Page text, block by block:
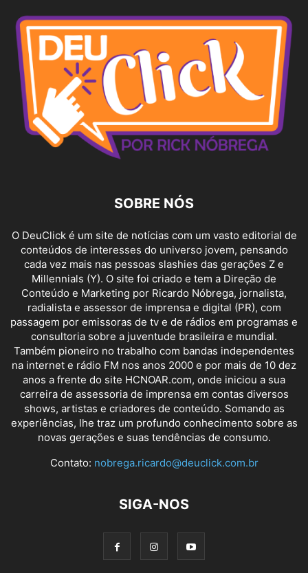
SOBRE NÓS
O DeuClick é um site de notícias com um vasto editorial de
conteúdos de interesses do universo jovem, pensando
cada vez mais nas pessoas slashies das gerações Z e
Millennials (Y). O site foi criado e tem a Direção de
Conteúdo e Marketing por Ricardo Nóbrega, jornalista,
radialista e assessor de imprensa e digital (PR), com
passagem por emissoras de tv e de rádios em programas e
consultoria sobre a juventude brasileira e mundial.
Também pioneiro no trabalho com bandas independentes
na internet e rádio FM nos anos 2000 e por mais de 10 dez
anos a frente do site HCNOAR.com, onde iniciou a sua
carreira de assessoria de imprensa em contas diversos
shows, artistas e criadores de conteúdo. Somando as
experiências, lhe traz um profundo conhecimento sobre as
novas gerações e suas tendências de consumo.
Contato: nobrega.ricardo@deuclick.com.br
SIGA-NOS